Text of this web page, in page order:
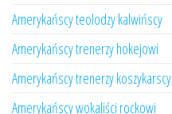
Amerykańscy teolodzy kalwińscy
Amerykańscy trenerzy hokejowi
Amerykańscy trenerzy koszykarscy
Amerykańscy wokaliści rockowi